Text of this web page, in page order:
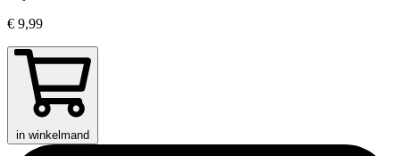
€ 9,99
in winkelmand